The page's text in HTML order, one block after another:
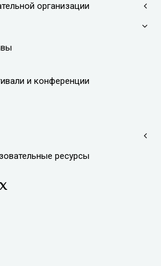
организации
и конференции
ресурсы